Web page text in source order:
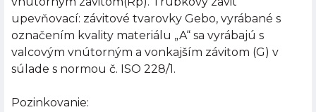
upevňovací: závitové tvarovky Gebo, vyrábané s
označením kvality materiálu „A“ sa vyrábajú s
valcovým vnútorným a vonkajším závitom (G) v
súlade s normou č. ISO 228/1.
Pozinkovanie: